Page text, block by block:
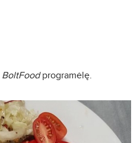
BoltFoodprogramėlę.